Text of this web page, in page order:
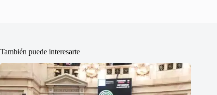
También puede interesarte